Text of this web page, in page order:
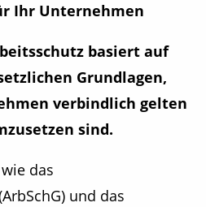
Ihr Unternehmen
basiert auf
Grundlagen,
verbindlich gelten
sind.
das
und das